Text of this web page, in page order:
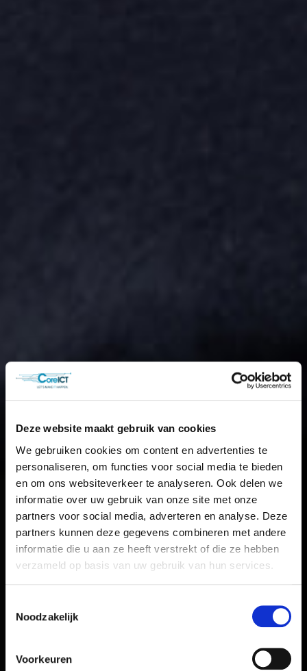
Deze website maakt gebruik van cookies
We gebruiken cookies om content en advertenties te
personaliseren, om functies voor social media te bieden
en om ons websiteverkeer te analyseren. Ook delen we
informatie over uw gebruik van onze site met onze
partners voor social media, adverteren en analyse. Deze
partners kunnen deze gegevens combineren met andere
informatie die u aan ze heeft verstrekt of die ze hebben
verzameld op basis van uw gebruik van hun services.
Noodzakelijk
Voorkeuren